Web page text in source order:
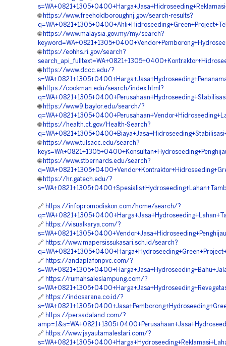
🌐 https://www.freeholdboroughnj.gov/search-results?
🌐 https://www.malaysia.gov.my/my/search?
🌐 https://eohhs.ri.gov/search?
🌐 https://www.dccc.edu/?
🌐 https://cookman.edu/search/index.html?
🌐 https://www9.baylor.edu/search/?
🌐 https://health.ct.gov/Health-Search?
🌐 https://www.tulsacc.edu/search?
🌐 https://www.stbernards.edu/search?
🌐 https://hr.gatech.edu/?
🔗 https://infopromodiskon.com/home/search/?
🔗 https://visualkarya.com/?
🔗 https://www.mapersissukasari.sch.id/search?
🔗 https://andaplafonpvc.com/?
🔗 https://rumahsaleslampung.com/?
🔗 https://indosarana.co.id/?
🔗 https://persadaland.com/?
🔗 https://www.jayautamalestari.com/?